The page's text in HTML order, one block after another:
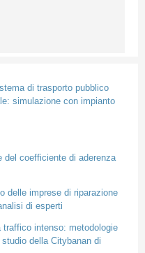
di trasporto pubblico
simulazione con impianto
del coefficiente di aderenza
delle imprese di riparazione
di esperti
traffico intenso: metodologie
della Citybanan di